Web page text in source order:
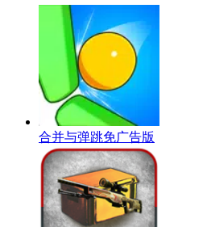
合并与弹跳免广告版